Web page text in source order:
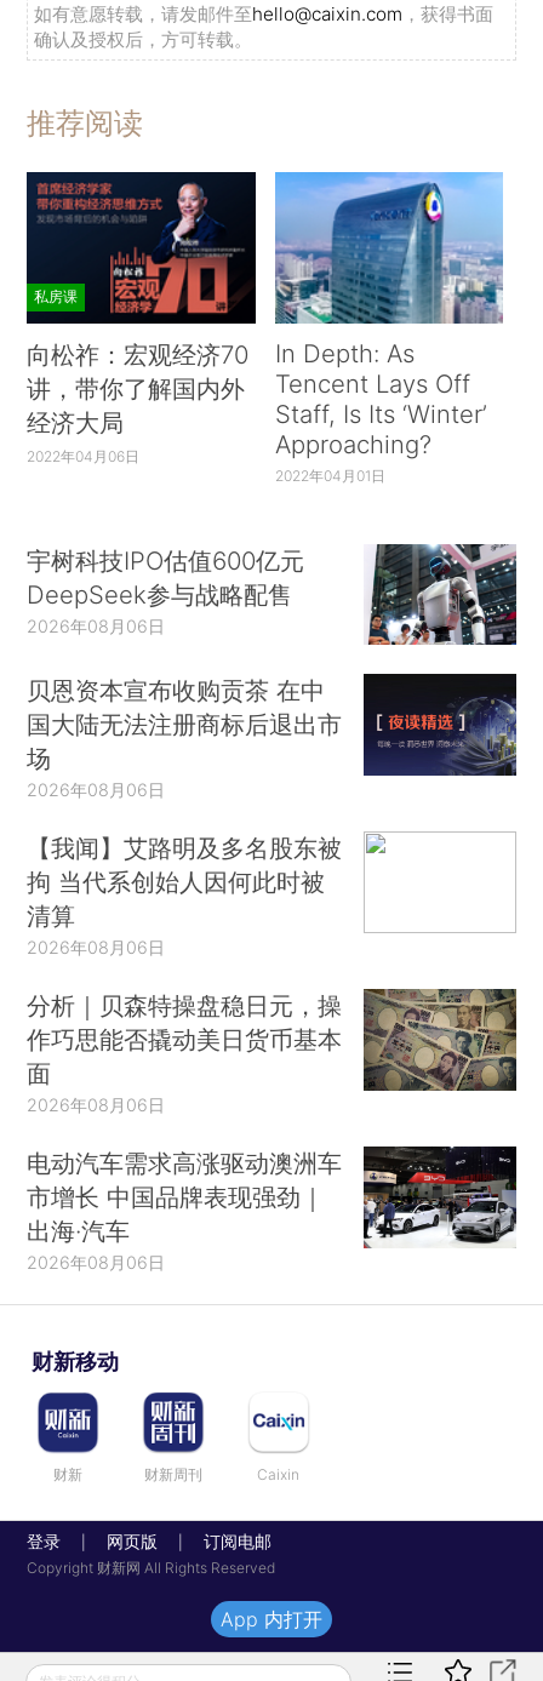
如有意愿转载，请发邮件至hello@caixin.com ，获得书面
确认及授权后，方可转载。
推荐阅读
私房课
向松祚：宏观经济70
讲，带你了解国内外
经济大局
2022年04月06日
In Depth: As
Tencent Lays Off
Staff, Is Its ‘Winter’
Approaching?
2022年04月01日
宇树科技IPO估值600亿元
DeepSeek参与战略配售
2026年08月06日
贝恩资本宣布收购贡茶 在中
国大陆无法注册商标后退出市
场
2026年08月06日
【我闻】艾路明及多名股东被
拘 当代系创始人因何此时被
清算
2026年08月06日
分析｜贝森特操盘稳日元，操
作巧思能否撬动美日货币基本
面
2026年08月06日
电动汽车需求高涨驱动澳洲车
市增长 中国品牌表现强劲｜
出海·汽车
2026年08月06日
财新移动
财新 财新周刊 Caixin
登录 网页版 订阅电邮
Copyright 财新网 All Rights Reserved
App 内打开